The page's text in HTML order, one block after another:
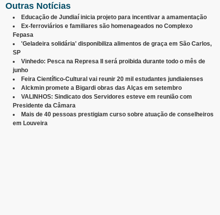
Outras Notícias
Educação de Jundiaí inicia projeto para incentivar a amamentação
Ex-ferroviários e familiares são homenageados no Complexo
Fepasa
'Geladeira solidária' disponibiliza alimentos de graça em São Carlos,
SP
Vinhedo: Pesca na Represa II será proibida durante todo o mês de
junho
Feira Científico-Cultural vai reunir 20 mil estudantes jundiaienses
Alckmin promete a Bigardi obras das Alças em setembro
VALINHOS: Sindicato dos Servidores esteve em reunião com
Presidente da Câmara
Mais de 40 pessoas prestigiam curso sobre atuação de conselheiros
em Louveira